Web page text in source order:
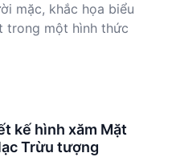
mặc, khắc họa biểu
trong một hình thức
kế hình xăm Mặt
Trừu tượng